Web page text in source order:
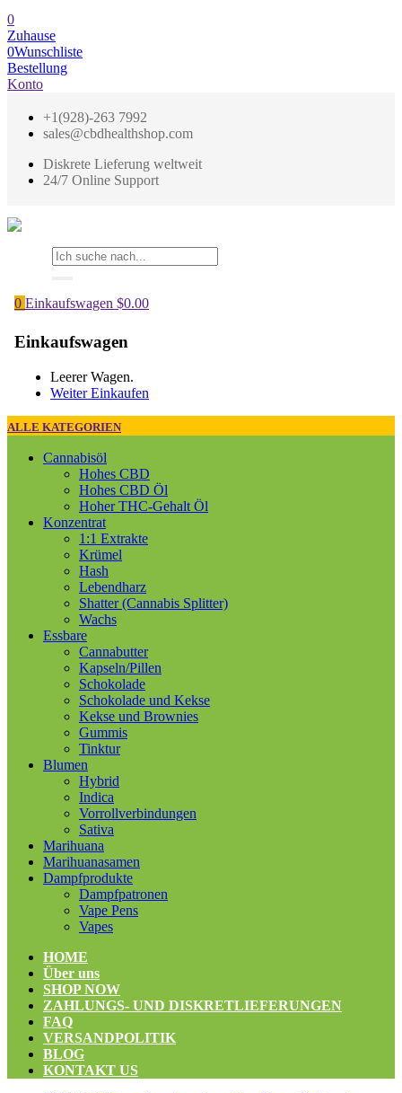
0
Zuhause
0Wunschliste
Bestellung
Konto
+1(928)-263 7992
sales@cbdhealthshop.com
Diskrete Lieferung weltweit
24/7 Online Support
0 Einkaufswagen $0.00
Einkaufswagen
Leerer Wagen.
Weiter Einkaufen
ALLE KATEGORIEN
Cannabisöl
Hohes CBD
Hohes CBD Öl
Hoher THC-Gehalt Öl
Konzentrat
1:1 Extrakte
Krümel
Hash
Lebendharz
Shatter (Cannabis Splitter)
Wachs
Essbare
Cannabutter
Kapseln/Pillen
Schokolade
Schokolade und Kekse
Kekse und Brownies
Gummis
Tinktur
Blumen
Hybrid
Indica
Vorrollverbindungen
Sativa
Marihuana
Marihuanasamen
Dampfprodukte
Dampfpatronen
Vape Pens
Vapes
HOME
Über uns
SHOP NOW
ZAHLUNGS- UND DISKRETLIEFERUNGEN
FAQ
VERSANDPOLITIK
BLOG
KONTAKT US